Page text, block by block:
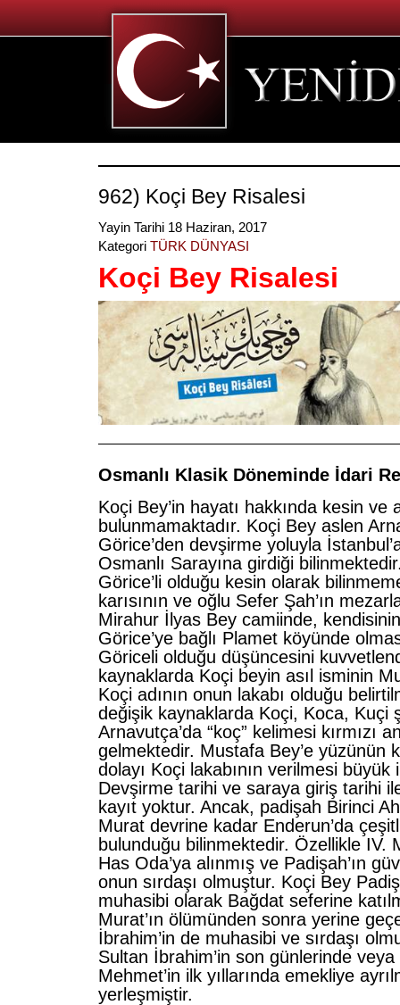
962) Koçi Bey Risalesi
Yayin Tarihi 18 Haziran, 2017
Kategori TÜRK DÜNYASI
Koçi Bey Risalesi
Osmanlı Klasik Döneminde İdari
Koçi Bey’in hayatı hakkında kesin ve
bulunmamaktadır. Koçi Bey aslen
Görice’den devşirme yoluyla
Osmanlı Sarayına girdiği
Görice’li olduğu kesin olarak
karısının ve oğlu Sefer Şah’ın
Mirahur İlyas Bey camiinde,
Görice’ye bağlı Plamet köyünde
Göriceli olduğu düşüncesini
kaynaklarda Koçi beyin asıl isminin
Koçi adının onun lakabı olduğu
değişik kaynaklarda Koçi, Koca, Kuçi
Arnavutça’da “koç” kelimesi kırmızı
gelmektedir. Mustafa Bey’e yüzünün
dolayı Koçi lakabının verilmesi büyük
Devşirme tarihi ve saraya giriş tarihi
kayıt yoktur. Ancak, padişah Birinci
Murat devrine kadar Enderun’da
bulunduğu bilinmektedir. Özellikle IV.
Has Oda’ya alınmış ve Padişah’ın
onun sırdaşı olmuştur. Koçi Bey
muhasibi olarak Bağdat seferine
Murat’ın ölümünden sonra yerine
İbrahim’in de muhasibi ve sırdaşı
Sultan İbrahim’in son günlerinde
Mehmet’in ilk yıllarında emekliye
yerleşmiştir.